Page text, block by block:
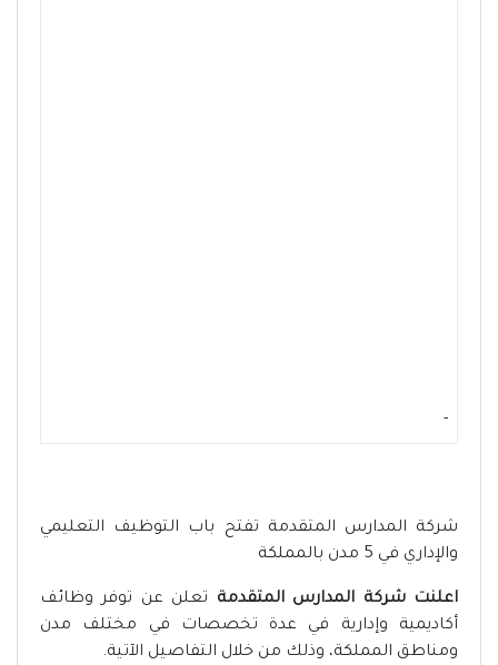
-
شركة المدارس المتقدمة تفتح باب التوظيف التعليمي
والإداري في 5 مدن بالمملكة
اعلنت شركة المدارس المتقدمة تعلن عن توفر وظائف
أكاديمية وإدارية في عدة تخصصات في مختلف مدن
ومناطق المملكة، وذلك من خلال التفاصيل الآتية.